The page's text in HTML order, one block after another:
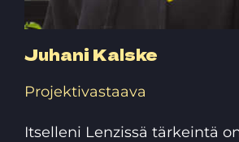
Juhani Kalske
Projektivastaava
Itselleni Lenzissä tärkeintä